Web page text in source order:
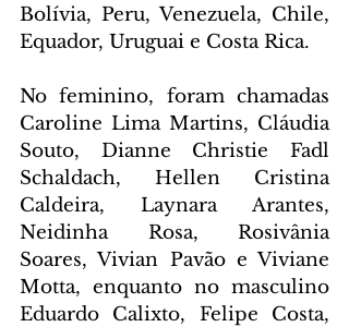
Bolívia, Peru, Venezuela, Chile,
Equador, Uruguai e Costa Rica.
No feminino, foram chamadas
Caroline Lima Martins, Cláudia
Souto, Dianne Christie Fadl
Schaldach, Hellen Cristina
Caldeira, Laynara Arantes,
Neidinha Rosa, Rosivânia
Soares, Vivian Pavão e Viviane
Motta, enquanto no masculino
Eduardo Calixto, Felipe Costa,